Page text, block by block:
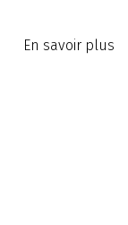
En savoir plus